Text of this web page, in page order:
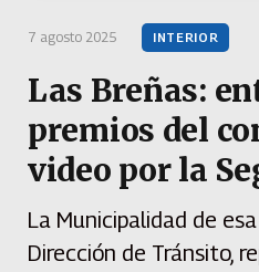
7 agosto 2025 INTERIOR
Las Breñas:
premios del
video por la
La Municipalidad de
Dirección de Tránsito,